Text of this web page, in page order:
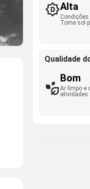
Alta
Tome sol
Qualidade
Bom
Ar limpo e
atividades